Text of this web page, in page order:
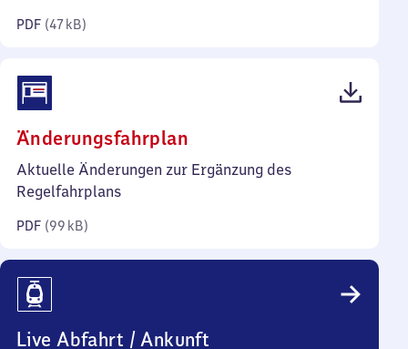
PDF (47 kB)
Änderungsfahrplan
99
Aktuelle Änderungen zur Ergänzung des
Regelfahrplans
PDF (99 kB)
Live Abfahrt / Ankunft